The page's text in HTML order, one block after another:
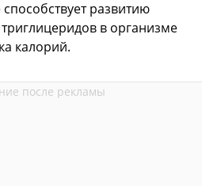
развитию
в организме
калорий.